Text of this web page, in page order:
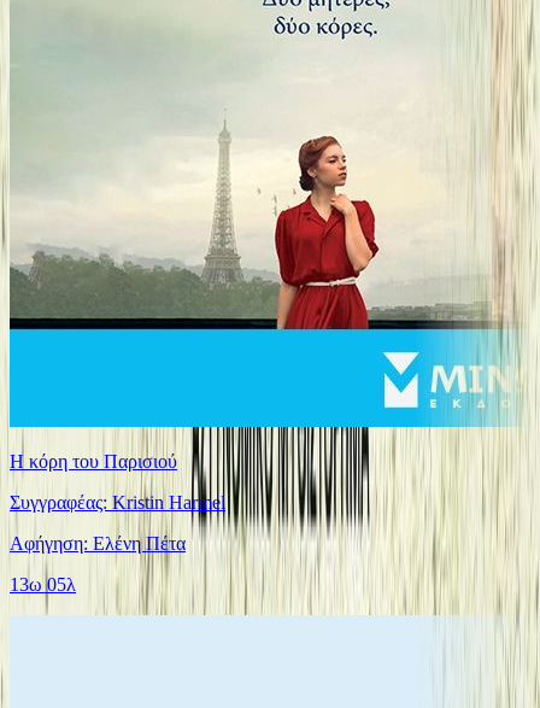
Η κόρη του Παρισιού
Συγγραφέας: Kristin Harmel
Αφήγηση: Ελένη Πέτα
13ω 05λ